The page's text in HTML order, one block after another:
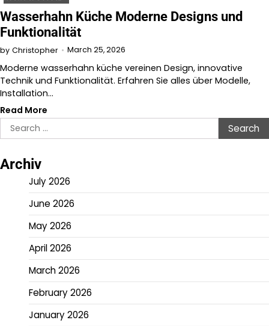
Wasserhahn Küche Moderne Designs und
Funktionalität
by Christopher March 25, 2026
Moderne wasserhahn küche vereinen Design, innovative
Technik und Funktionalität. Erfahren Sie alles über Modelle,
Installation…
Read More
Search
for:
Archiv
July 2026
June 2026
May 2026
April 2026
March 2026
February 2026
January 2026